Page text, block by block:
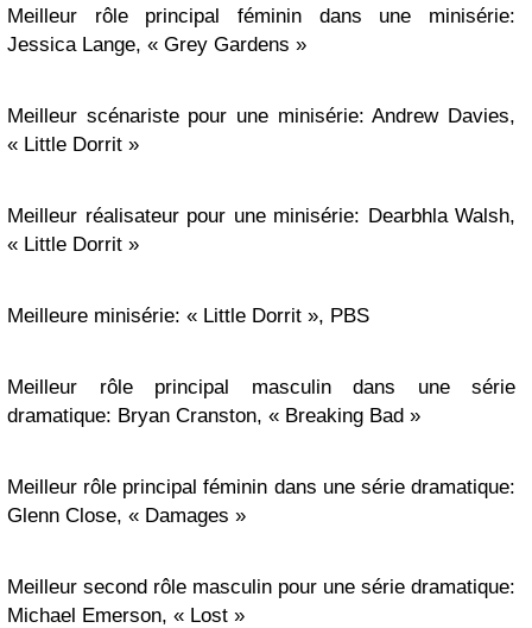
Meilleur rôle principal féminin dans une minisérie:
Jessica Lange, « Grey Gardens »
Meilleur scénariste pour une minisérie: Andrew Davies,
« Little Dorrit »
Meilleur réalisateur pour une minisérie: Dearbhla Walsh,
« Little Dorrit »
Meilleure minisérie: « Little Dorrit », PBS
Meilleur rôle principal masculin dans une série
dramatique: Bryan Cranston, « Breaking Bad »
Meilleur rôle principal féminin dans une série dramatique:
Glenn Close, « Damages »
Meilleur second rôle masculin pour une série dramatique:
Michael Emerson, « Lost »